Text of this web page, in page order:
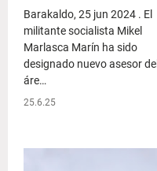
Barakaldo, 25 jun 2024 . El
militante socialista Mikel
Marlasca Marín ha sido
designado nuevo asesor del
áre…
25.6.25